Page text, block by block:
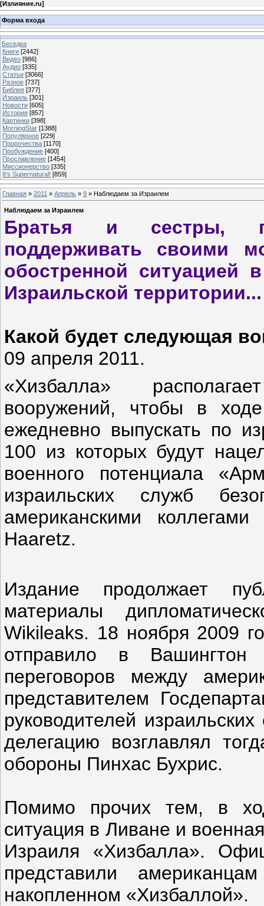
[Излияние.ru]
Форма входа
Беседка
Книги [2442]
Видео [986]
Аудио [335]
Статьи [3066]
Разное [737]
Библия [377]
Израиль [301]
Новости [605]
История [857]
Картинки [398]
MorningStar [1388]
Популярное [229]
Пророчества [1170]
Пробуждение [400]
Прославление [1454]
Миссионерство [335]
It's Supernatural! [859]
Главная » 2011 » Апрель » 9 » Наблюдаем за Израилем
Наблюдаем за Израилем
Братья и сестры,
поддерживать своими
обостренной ситуацией
Израильской
Какой будет следующая
09 апреля 2011.
«Хизбалла»
вооружений, чтобы в
ежедневно выпускать по
100 из которых будут
военного потенциала
израильских служб
американскими
Haaretz.
Издание продолжает
материалы
Wikileaks. 18 ноября 2009
отправило в
переговоров между
представителем
руководителей
делегацию возглавлял
обороны Пинхас Бухрис.
Помимо прочих тем, в
ситуация в Ливане и
Израиля «Хизбалла».
представили
накопленном «Хизбаллой».